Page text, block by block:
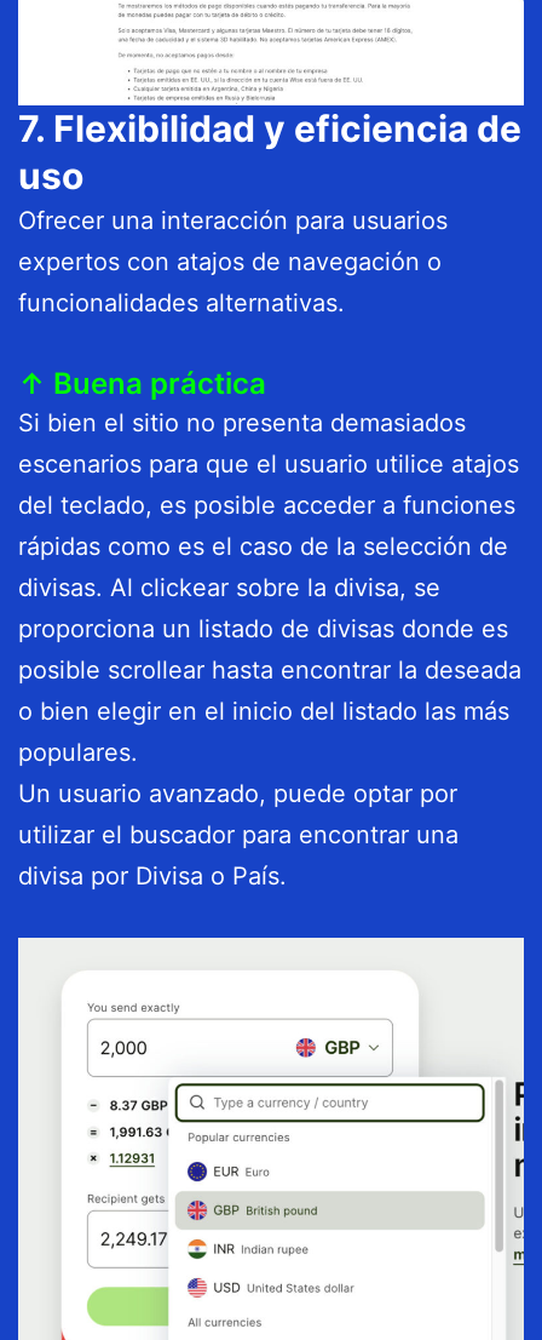
7. Flexibilidad y eficiencia de
uso
Ofrecer una interacción para usuarios
expertos con atajos de navegación o
funcionalidades alternativas.
↑ Buena práctica
Si bien el sitio no presenta demasiados
escenarios para que el usuario utilice atajos
del teclado, es posible acceder a funciones
rápidas como es el caso de la selección de
divisas. Al clickear sobre la divisa, se
proporciona un listado de divisas donde es
posible scrollear hasta encontrar la deseada
o bien elegir en el inicio del listado las más
populares.
Un usuario avanzado, puede optar por
utilizar el buscador para encontrar una
divisa por Divisa o País.